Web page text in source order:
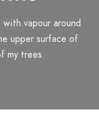
vapour around
upper surface of
my trees.